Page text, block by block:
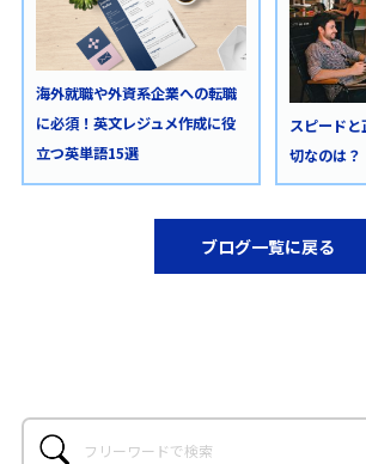
海外就職や外資系企業への転職
に必須！英文レジュメ作成に役
立つ英単語15選
スピード
切なのは？
ブログ一覧に戻る